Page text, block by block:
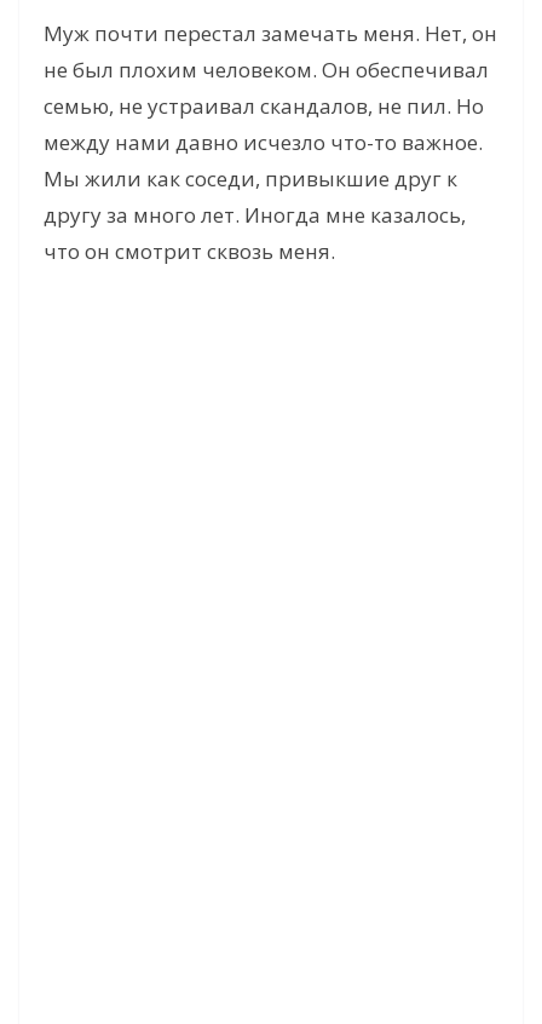
Муж почти перестал замечать меня. Нет, он
не был плохим человеком. Он обеспечивал
семью, не устраивал скандалов, не пил. Но
между нами давно исчезло что-то важное.
Мы жили как соседи, привыкшие друг к
другу за много лет. Иногда мне казалось,
что он смотрит сквозь меня.